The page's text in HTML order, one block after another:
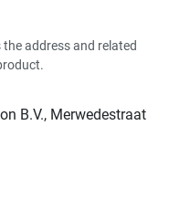
address and related
B.V., Merwedestraat